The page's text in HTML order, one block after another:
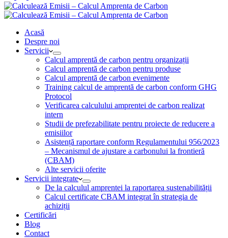
Acasă
Despre noi
Servicii
Calcul amprentă de carbon pentru organizații
Calcul amprentă de carbon pentru produse
Calcul amprentă de carbon evenimente
Training calcul de amprentă de carbon conform GHG
Protocol
Verificarea calculului amprentei de carbon realizat
intern
Studii de prefezabilitate pentru proiecte de reducere a
emisiilor
Asistență raportare conform Regulamentului 956/2023
– Mecanismul de ajustare a carbonului la frontieră
(CBAM)
Alte servicii oferite
Servicii integrate
De la calculul amprentei la raportarea sustenabilității
Calcul certificate CBAM integrat în strategia de
achiziții
Certificări
Blog
Contact